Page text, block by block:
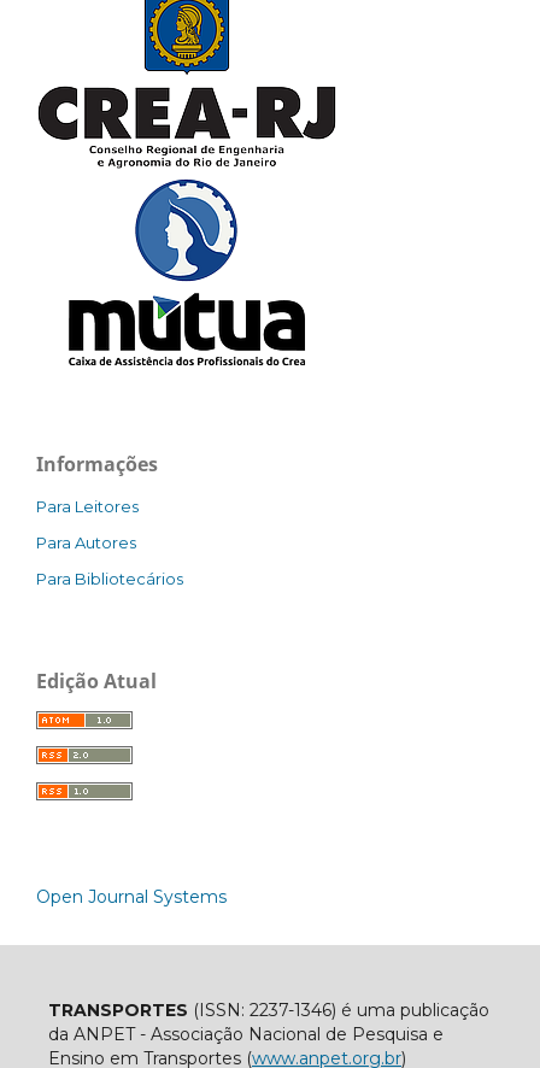
Informações
Para Leitores
Para Autores
Para Bibliotecários
Edição Atual
Open Journal Systems
TRANSPORTES (ISSN: 2237-1346) é uma publicação
da ANPET - Associação Nacional de Pesquisa e
Ensino em Transportes (www.anpet.org.br)